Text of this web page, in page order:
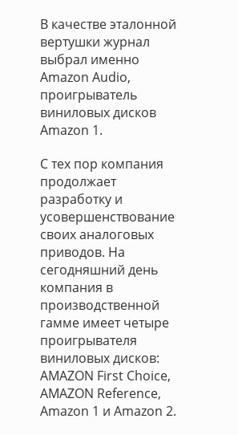
В качестве эталонной
вертушки журнал
выбрал именно
Amazon Audio,
проигрыватель
виниловых дисков
Amazon 1.
С тех пор компания
продолжает
разработку и
усовершенствование
своих аналоговых
приводов. На
сегодняшний день
компания в
производственной
гамме имеет четыре
проигрывателя
виниловых дисков:
AMAZON First Choice,
AMAZON Reference,
Amazon 1 и Amazon 2.